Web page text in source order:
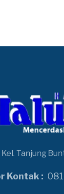
Kel. Tanjung
Kontak :